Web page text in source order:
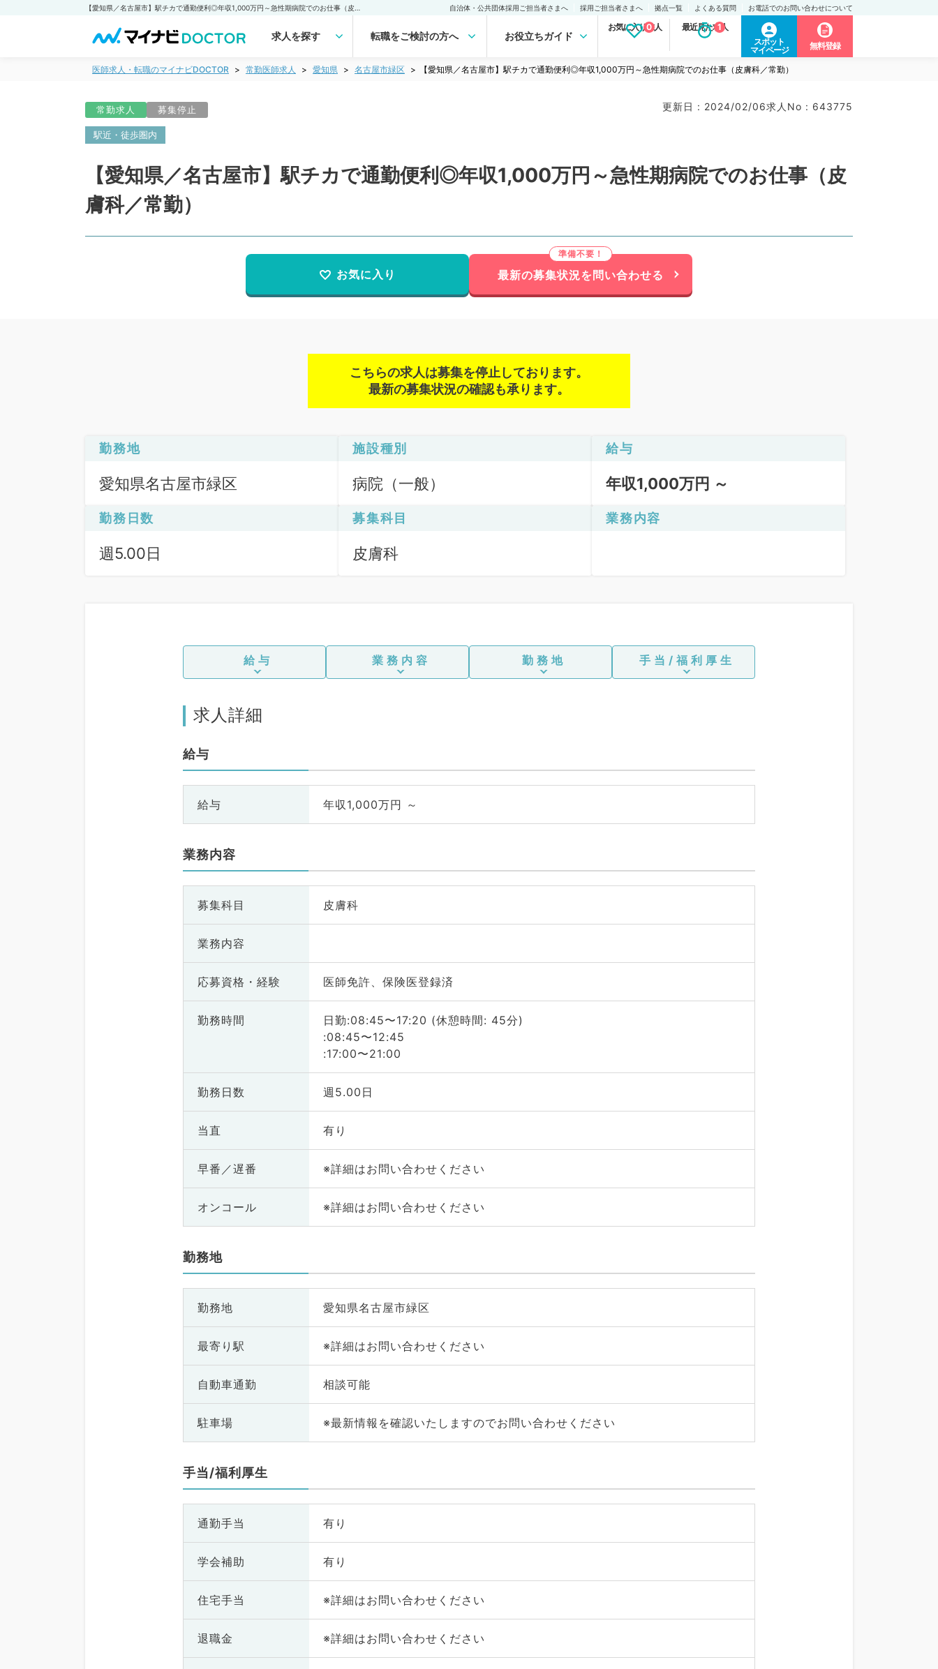
自治体・公共団体採用ご担当者さまへ 採用ご担当者さまへ 拠点一覧 よくある質問 お電話でのお問い合わせについて
求人を探す 転職をご検討の方へ お役立ちガイド
お気に入り求人
0 最近見た求人
1
スポット
マイページ
無料登録
医師求人・転職のマイナビDOCTOR 常勤医師求人 愛知県 名古屋市緑区 【愛知県／名古屋市】駅チカで通勤便利◎年収1,000万円～急性期病院でのお仕事（皮膚科／常勤）
常勤求人 募集停止 更新日 : 2024/02/06求人No : 643775
駅近・徒歩圏内
【愛知県／名古屋市】駅チカで通勤便利◎年収1,000万円～急性期病院でのお仕事（皮
膚科／常勤）
お気に入り 最新の募集状況を問い合わせる
こちらの求人は募集を停止しております。
最新の募集状況の確認も承ります。
勤務地
愛知県名古屋市緑区
施設種別
病院（一般）
給与
年収1,000万円 ～
勤務日数
週5.00日
募集科目
皮膚科
業務内容
給与 業務内容 勤務地 手当/福利厚生
求人詳細
給与
給与 年収1,000万円 ～
業務内容
募集科目 皮膚科
業務内容
応募資格・ 経験 医師免許、保険医登録済
勤務時間
日勤:08:45〜17:20 (休憩時間: 45分)
:08:45〜12:45
:17:00〜21:00
勤務日数 週5.00日
当直 有り
早番／遅番 ※詳細はお問い合わせください
オンコール ※詳細はお問い合わせください
勤務地
勤務地 愛知県名古屋市緑区
最寄り駅 ※詳細はお問い合わせください
自動車通勤 相談可能
駐車場 ※最新情報を確認いたしますのでお問い合わせください
手当/福利厚生
通勤手当 有り
学会補助 有り
住宅手当 ※詳細はお問い合わせください
退職金 ※詳細はお問い合わせください